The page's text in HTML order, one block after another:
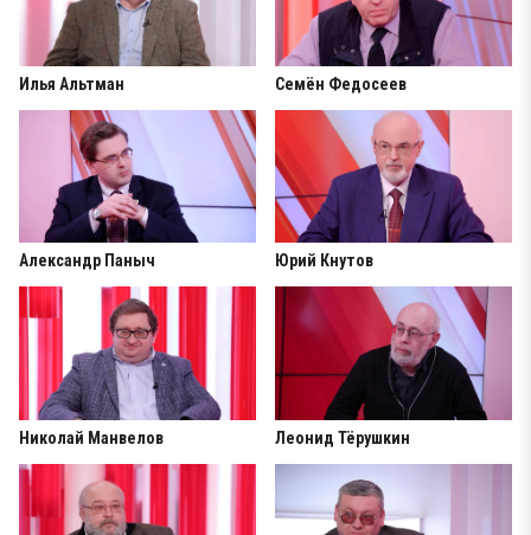
Илья Альтман Семён Федосеев
Александр Паныч Юрий Кнутов
Николай Манвелов Леонид Тёрушкин